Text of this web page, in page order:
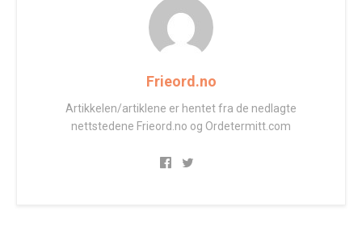
Frieord.no
Artikkelen/artiklene er hentet fra de nedlagte
nettstedene Frieord.no og Ordetermitt.com